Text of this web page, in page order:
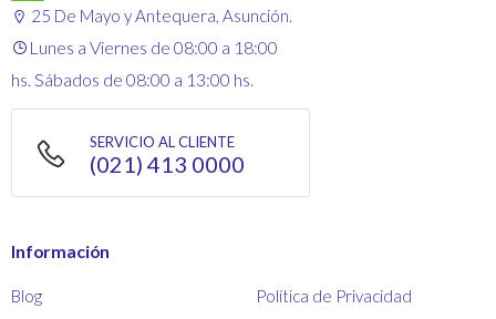
25 De Mayo y Antequera, Asunción.
Lunes a Viernes de 08:00 a 18:00
hs. Sábados de 08:00 a 13:00 hs.
SERVICIO AL CLIENTE
(021) 413 0000
Información
Blog
Política de Privacidad